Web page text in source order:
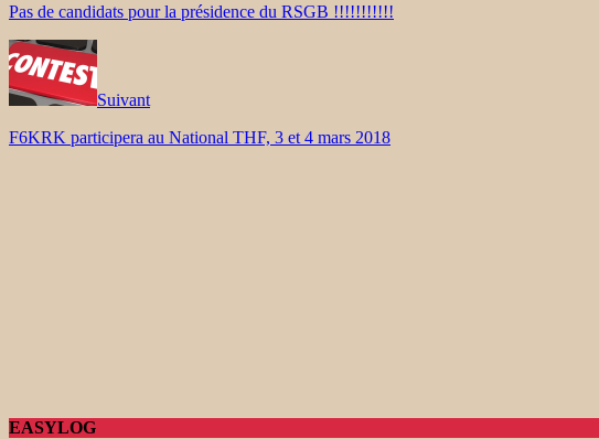
Pas de candidats pour la présidence du RSGB !!!!!!!!!!!
Suivant
F6KRK participera au National THF, 3 et 4 mars 2018
EASYLOG